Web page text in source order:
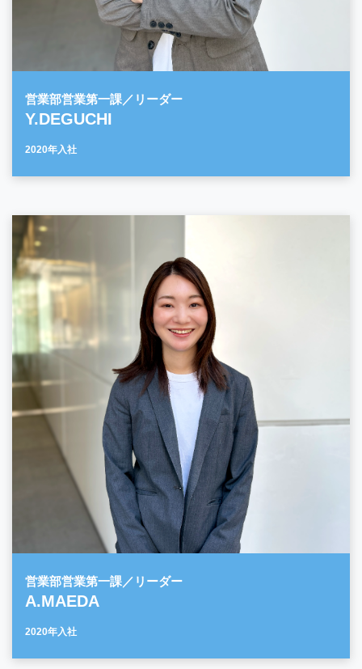
営業部営業第一課／リーダー
Y.DEGUCHI
2020年入社
営業部営業第一課／リーダー
A.MAEDA
2020年入社